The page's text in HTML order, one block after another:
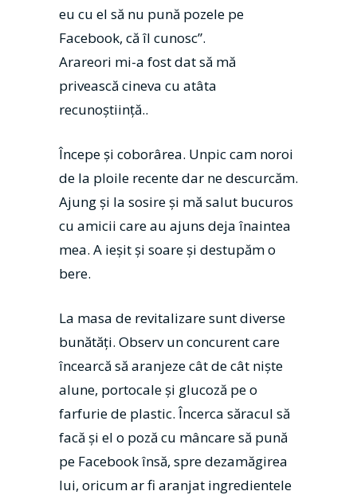
eu cu el să nu pună pozele pe
Facebook, că îl cunosc”.
Arareori mi-a fost dat să mă
privească cineva cu atâta
recunoștiință..
Începe și coborârea. Unpic cam noroi
de la ploile recente dar ne descurcăm.
Ajung și la sosire și mă salut bucuros
cu amicii care au ajuns deja înaintea
mea. A ieșit și soare și destupăm o
bere.
La masa de revitalizare sunt diverse
bunătăți. Observ un concurent care
încearcă să aranjeze cât de cât niște
alune, portocale și glucoză pe o
farfurie de plastic. Încerca săracul să
facă și el o poză cu mâncare să pună
pe Facebook însă, spre dezamăgirea
lui, oricum ar fi aranjat ingredientele